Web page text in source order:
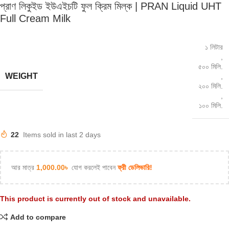
প্রাণ লিকুইড ইউএইচটি ফুল ক্রিম মিল্ক | PRAN Liquid UHT
Full Cream Milk
WEIGHT
১ লিটার
৫০০ মিলি.
২০০ মিলি.
১০০ মিলি.
22 Items sold in last 2 days
আর মাত্র 1,000.00৳ যোগ করলেই পাবেনফ্রী ডেলিভারি!
This product is currently out of stock and unavailable.
Add to compare